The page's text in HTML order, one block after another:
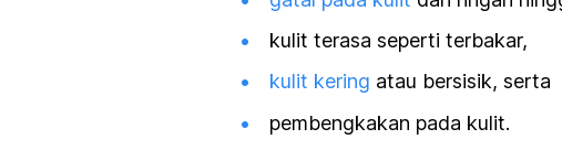
kulit terasa seperti terbakar,
kulit kering atau bersisik, serta
pembengkakan pada kulit.